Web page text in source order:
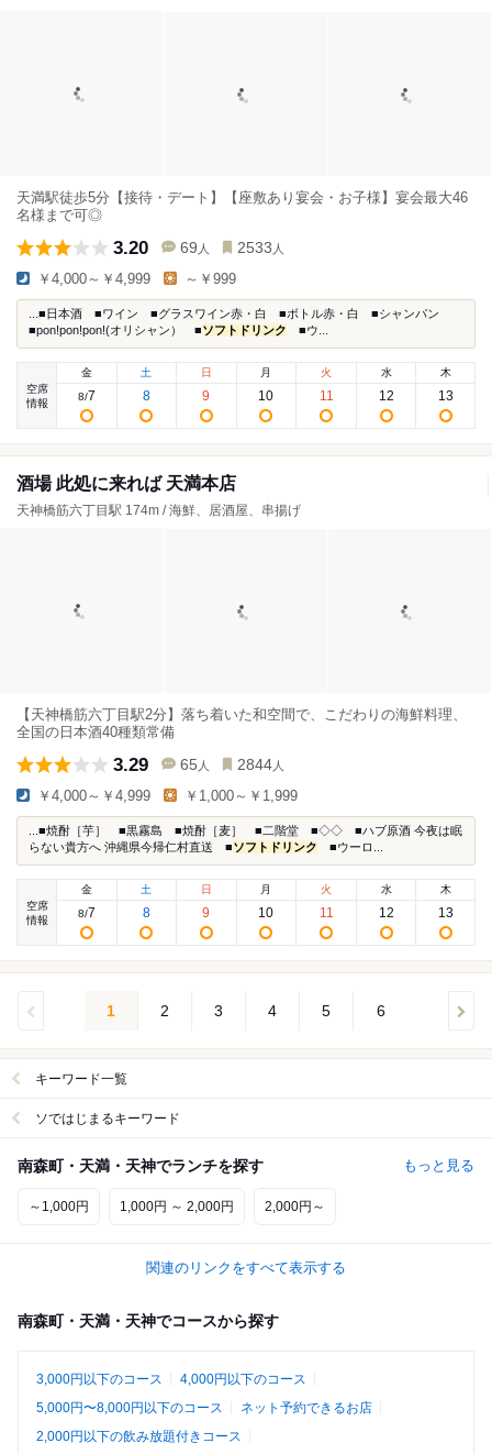
天満駅徒歩5分【接待・デート】【座敷あり宴会・お子様】宴会最大46
名様まで可◎
3.20 69 人 2533 人
￥4,000～￥4,999 ～￥999
...■日本酒 ■ワイン ■グラスワイン赤・白 ■ボトル赤・白 ■シャンパン
■pon!pon!pon!(オリシャン） ■ソフトドリンク ■ウ...
空席
情報
金
8/7
土
8
日
9
月
10
火
11
水
12
木
13
酒場 此処に来れば 天満本店
天神橋筋六丁目駅 174m / 海鮮、居酒屋、串揚げ
【天神橋筋六丁目駅2分】落ち着いた和空間で、こだわりの海鮮料理、
全国の日本酒40種類常備
3.29 65 人 2844 人
￥4,000～￥4,999 ￥1,000～￥1,999
...■焼酎［芋］ ■黒霧島 ■焼酎［麦］ ■二階堂 ■◇◇ ■ハブ原酒 今夜は眠
らない貴方へ 沖縄県今帰仁村直送 ■ソフトドリンク ■ウーロ...
空席
情報
金
8/7
土
8
日
9
月
10
火
11
水
12
木
13
1 2 3 4 5 6
キーワード一覧
ソではじまるキーワード
南森町・天満・天神でランチを探す もっと見る
～1,000円 1,000円 ～ 2,000円 2,000円～
関連のリンクをすべて表示する
南森町・天満・天神でコースから探す
3,000円以下のコース
4,000円以下のコース
5,000円〜8,000円以下のコース
ネット予約できるお店
2,000円以下の飲み放題付きコース